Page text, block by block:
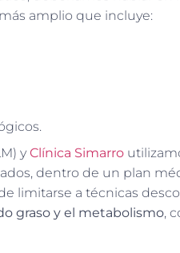
amplio que incluye:
y Clínica Simarro
dentro de un plan
limitarse a técnicas
graso y el metabolismo,